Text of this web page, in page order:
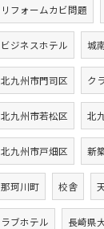
リフォームカビ問題
ビジネスホテル 城
北九州市門司区 ク
北九州市若松区 北
北九州市戸畑区 新
那珂川町 校舎
ラブホテル 長崎県